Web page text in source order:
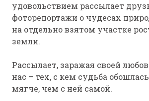
удовольствием рассылает
фоторепортажи о чудесах
на отдельно взятом участке
земли.
Рассылает, заражая своей
нас – тех, с кем судьба
мягче, чем с ней самой.